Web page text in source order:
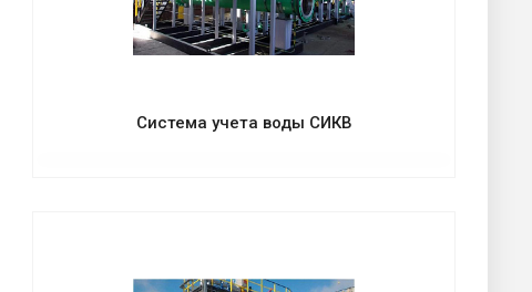
Система учета воды СИКВ